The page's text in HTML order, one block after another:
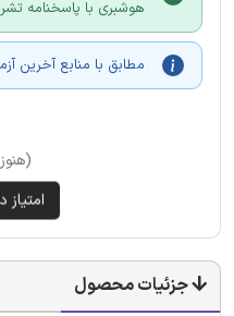
هوشبری با پاسخنامه
مطابق با منابع آخرین
جزئیات محصول